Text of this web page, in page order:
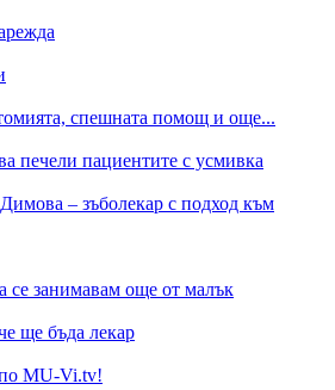
спешната помощ и още...
печели пациентите с усмивка
– зъболекар с подход към
се занимавам още от малък
ще бъда лекар
MU-Vi.tv!